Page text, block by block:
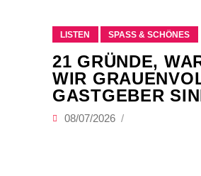
LISTEN SPASS & SCHÖNES
21 GRÜNDE,
WIR
GASTGEBER
08/07/2026